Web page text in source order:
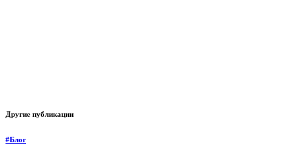
Другие публикации
#Блог